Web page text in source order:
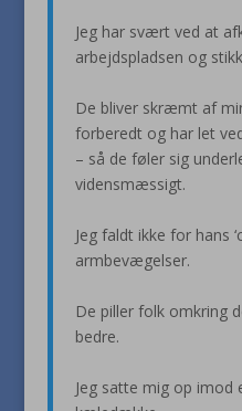
Jeg har svært ved at
arbejdspladsen og
De bliver skræmt af
forberedt og har let
– så de føler sig
vidensmæssigt.
Jeg faldt ikke for hans
armbevægelser.
De piller folk omkring
bedre.
Jeg satte mig op imod